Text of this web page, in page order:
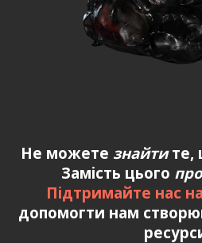
Не можете знайтите,
Замість цього
Підтримайте нас
допомогти нам